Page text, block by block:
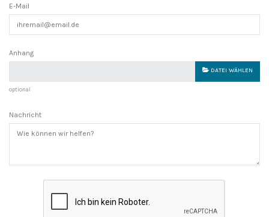
E-Mail
Anhang
DATEI WÄHLEN
optional
Nachricht